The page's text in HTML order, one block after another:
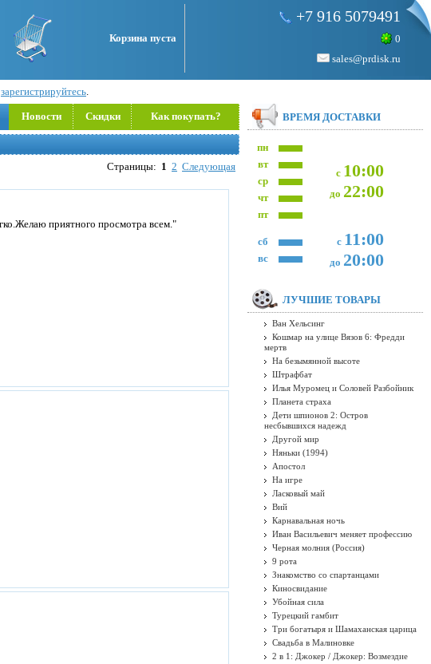
Корзина пуста
+7 916 5079491
0
sales@prdisk.ru
зарегистрируйтесь.
Новости Скидки Как покупать?
Страницы: 1 2 Следующая
приятного просмотра всем."
ВРЕМЯ ДОСТАВКИ
пн
с 10:00
до 22:00
вт
ср
чт
пт
с 11:00
до 20:00
сб
вс
ЛУЧШИЕ ТОВАРЫ
Ван Хельсинг
Кошмар на улице Вязов 6: Фредди
мертв
На безымянной высоте
Штрафбат
Илья Муромец и Соловей Разбойник
Планета страха
Дети шпионов 2: Остров
несбывшихся надежд
Другой мир
Няньки (1994)
Апостол
На игре
Ласковый май
Вий
Карнавальная ночь
Иван Васильевич меняет профессию
Черная молния (Россия)
9 рота
Знакомство со спартанцами
Киносвидание
Убойная сила
Турецкий гамбит
Три богатыря и Шамаханская царица
Свадьба в Малиновке
2 в 1: Джокер / Джокер: Возмездие